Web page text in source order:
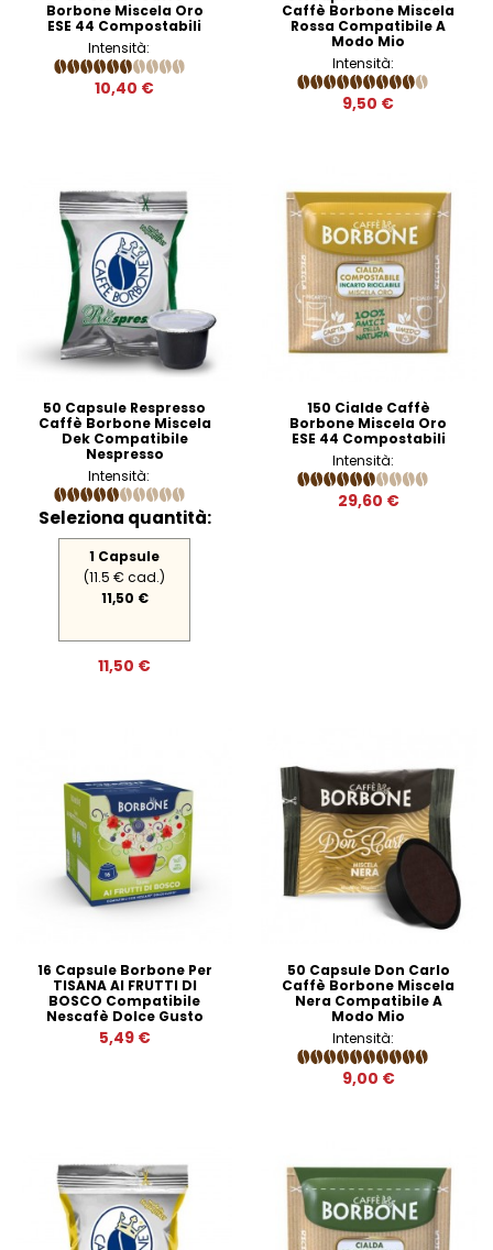
Borbone Miscela Oro
ESE 44 Compostabili
Intensità:
10,40 €
Caffè Borbone Miscela
Rossa Compatibile A
Modo Mio
Intensità:
9,50 €
50 Capsule Respresso
Caffè Borbone Miscela
Dek Compatibile
Nespresso
Intensità:
Seleziona quantità:
1 Capsule
(11.5 € cad.)
11,50 €
11,50 €
150 Cialde Caffè
Borbone Miscela Oro
ESE 44 Compostabili
Intensità:
29,60 €
16 Capsule Borbone Per
TISANA AI FRUTTI DI
BOSCO Compatibile
Nescafè Dolce Gusto
5,49 €
50 Capsule Don Carlo
Caffè Borbone Miscela
Nera Compatibile A
Modo Mio
Intensità:
9,00 €